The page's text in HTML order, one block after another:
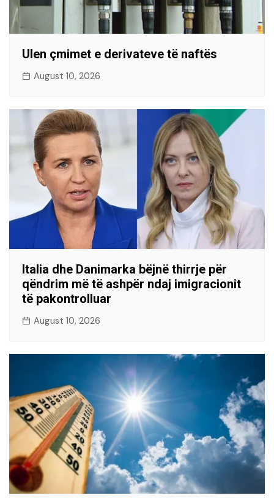
Ulen çmimet e derivateve të naftës
August 10, 2026
Italia dhe Danimarka bëjnë thirrje për
qëndrim më të ashpër ndaj imigracionit
të pakontrolluar
August 10, 2026